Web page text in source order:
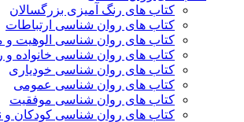
کتاب های رنگ آمیزی بزرگسالان
کتاب های روان شناسی ارتباطات
کتاب های روان شناسی الوهیت و
کتاب های روان شناسی خانواده و
کتاب های روان شناسی خودیاری
کتاب های روان شناسی عمومی
کتاب های روان شناسی موفقیت
کتاب های روان شناسی کودکان و